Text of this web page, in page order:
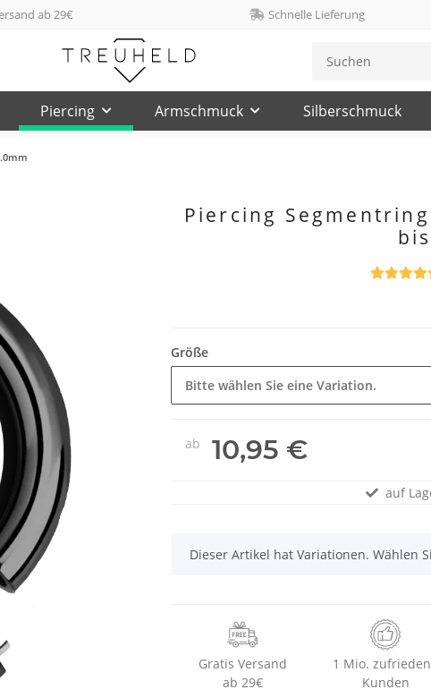
ab 29€ Schnelle Lieferung
Piercing Armschmuck Silberschmuck
Piercing
Größe
Bitte wählen Sie eine Variation.
ab 10,95 €
auf
x
Dieser Artikel hat Variationen. Wählen
Gratis Versand
ab 29€
1 Mio.
Kunden